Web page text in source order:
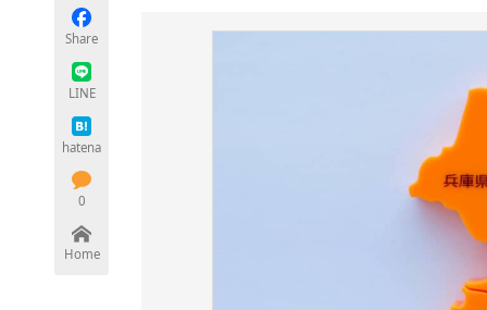
Share
LINE
hatena
0
Home